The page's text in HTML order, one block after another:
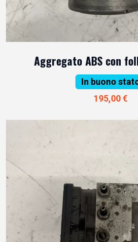
Aggregato ABS con
In buono
195,00 €